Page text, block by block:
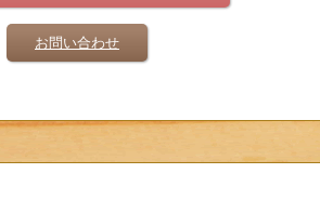
お問い合わせ